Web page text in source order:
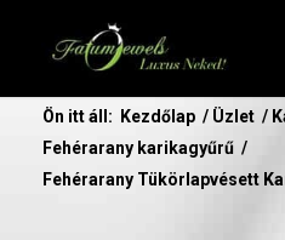
Ön itt áll: Kezdőlap / Üzlet /
Fehérarany karikagyűrű /
Fehérarany Tükörlapvésett